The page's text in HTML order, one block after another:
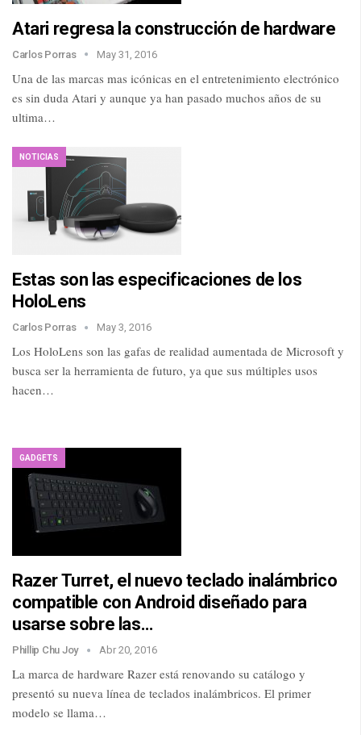
Atari regresa la construcción de hardware
Carlos Porras May 31, 2016
Una de las marcas mas icónicas en el entretenimiento electrónico
es sin duda Atari y aunque ya han pasado muchos años de su
ultima…
NOTICIAS
Estas son las especificaciones de los
HoloLens
Carlos Porras May 3, 2016
Los HoloLens son las gafas de realidad aumentada de Microsoft y
busca ser la herramienta de futuro, ya que sus múltiples usos
hacen…
GADGETS
Razer Turret, el nuevo teclado inalámbrico
compatible con Android diseñado para
usarse sobre las…
Phillip Chu Joy Abr 20, 2016
La marca de hardware Razer está renovando su catálogo y
presentó su nueva línea de teclados inalámbricos. El primer
modelo se llama…